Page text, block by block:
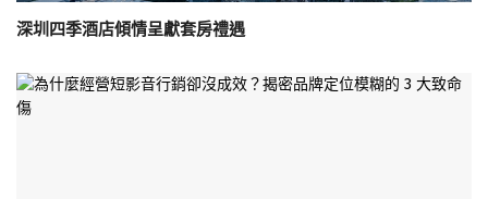
深圳四季酒店傾情呈獻套房禮遇